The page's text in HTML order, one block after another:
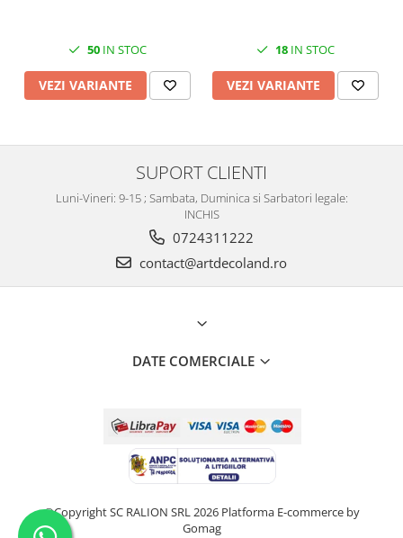
50 IN STOC
VEZI VARIANTE
18 IN STOC
VEZI VARIANTE
SUPORT CLIENTI
Luni-Vineri: 9-15 ; Sambata, Duminica si Sarbatori legale:
INCHIS
0724311222
contact@artdecoland.ro
DATE COMERCIALE
©Copyright SC RALION SRL 2026 Platforma E-commerce by
Gomag